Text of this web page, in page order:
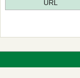
URL